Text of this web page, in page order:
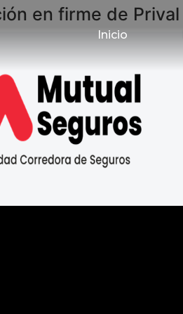
Inicio
en firme de Prival